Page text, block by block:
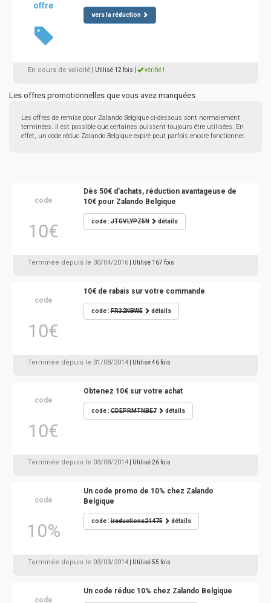
offre
vers la réduction
En cours de validité | Utilisé 12 fois vérifié !
Les offres promotionnelles que vous avez manquées
Les offres de remise pour Zalando Belgique ci-dessous sont normalement
terminées. Il est possible que certaines puissent toujours être utilisées. En
effet, un code réduc Zalando Belgique expiré peut parfois encore fonctionner.
code
10€
Dès 50€ d'achats, réduction avantageuse de
10€ pour Zalando Belgique
code :JTGVLYPZ5N détails
Terminée depuis le 30/04/2016 | Utilisé 167 fois
code
10€
10€ de rabais sur votre commande
code :FR32NBWE détails
Terminée depuis le 31/08/2014 | Utilisé 46 fois
code
10€
Obtenez 10€ sur votre achat
code :CDEPRMTNBE7 détails
Terminée depuis le 03/08/2014 | Utilisé 26 fois
code
10%
Un code promo de 10% chez Zalando
Belgique
code :ireductions21475 détails
Terminée depuis le 03/03/2014 | Utilisé 55 fois
code
Un code réduc 10% chez Zalando Belgique